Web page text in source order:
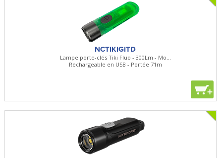
NCTIKIGITD
Lampe porte-clés Tiki Fluo - 300Lm - Mo...
Rechargeable en USB - Portée 71m
+